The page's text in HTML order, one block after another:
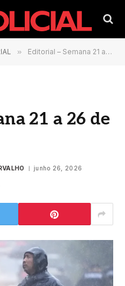
» Editorial – Semana 21 a 26 de junho de 2026
21 a 26 de
junho 26, 2026